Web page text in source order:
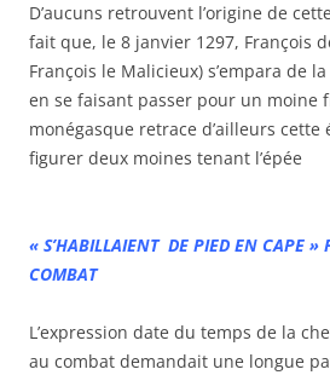
D’aucuns retrouvent l’origine de
fait que, le 8 janvier 1297, François
François le Malicieux) s’empara de
en se faisant passer pour un moine
monégasque retrace d’ailleurs cette
figurer deux moines tenant l’épée
« S’HABILLAIENT DE PIED EN CAPE »
COMBAT
L’expression date du temps de la
au combat demandait une longue